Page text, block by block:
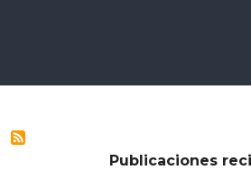
Publicaciones